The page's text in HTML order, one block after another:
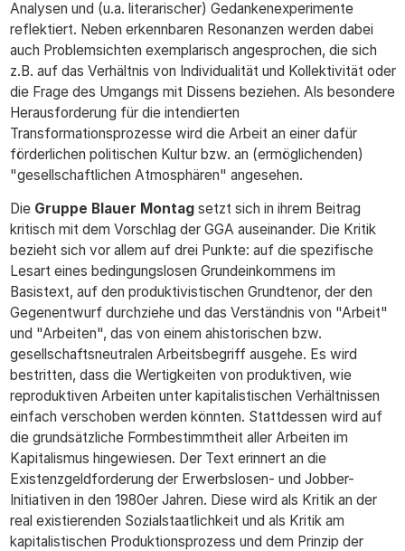
Analysen und (u.a. literarischer) Gedankenexperimente
reflektiert. Neben erkennbaren Resonanzen werden dabei
auch Problemsichten exemplarisch angesprochen, die sich
z.B. auf das Verhältnis von Individualität und Kollektivität oder
die Frage des Umgangs mit Dissens beziehen. Als besondere
Herausforderung für die intendierten
Transformationsprozesse wird die Arbeit an einer dafür
förderlichen politischen Kultur bzw. an (ermöglichenden)
"gesellschaftlichen Atmosphären" angesehen.
Die Gruppe Blauer Montagsetzt sich in ihrem Beitrag
kritisch mit dem Vorschlag der GGA auseinander. Die Kritik
bezieht sich vor allem auf drei Punkte: auf die spezifische
Lesart eines bedingungslosen Grundeinkommens im
Basistext, auf den produktivistischen Grundtenor, der den
Gegenentwurf durchziehe und das Verständnis von "Arbeit"
und "Arbeiten", das von einem ahistorischen bzw.
gesellschaftsneutralen Arbeitsbegriff ausgehe. Es wird
bestritten, dass die Wertigkeiten von produktiven, wie
reproduktiven Arbeiten unter kapitalistischen Verhältnissen
einfach verschoben werden könnten. Stattdessen wird auf
die grundsätzliche Formbestimmtheit aller Arbeiten im
Kapitalismus hingewiesen. Der Text erinnert an die
Existenzgeldforderung der Erwerbslosen- und Jobber-
Initiativen in den 1980er Jahren. Diese wird als Kritik an der
real existierenden Sozialstaatlichkeit und als Kritik am
kapitalistischen Produktionsprozess und dem Prinzip der